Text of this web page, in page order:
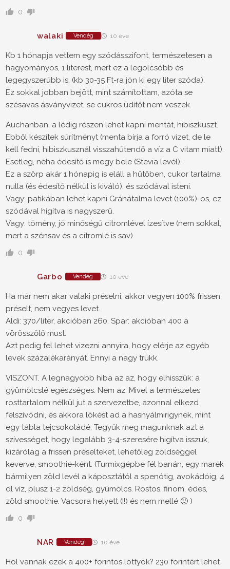
0
walaki Vendég 10 éve
Kb 1 hónapja vettem egy szódásszifont, természetesen a
hagyományos, 1 literest, mert ez a legolcsóbb és
legegyszerűbb is. (kb 30-35 Ft-ra jön ki egy liter szóda).
Ez sokkal jobban bejött, mint számítottam, azóta se
szésavas ásványvizet, se cukros üdítőt nem veszek.
Auchanban, a lédig részen lehet kapni mentát, hibiszkuszt.
Ebből készítek sűrítményt (menta bírja a forró vizet, de le
kell fedni, hibiszkusznál visszahűtendő a víz a C vitam miatt).
Esetleg, néha édesítő is megy bele (Stevia levél).
Ez a szörp akár 1 hónapig is eláll a hűtőben, cukor tartalma
nulla (és édesítő nélkül is kiváló), és szódával isteni.
Vagy: patikában lehet kapni Gránátalma levet (100%)-os, ez
szódával higítva is nagyszerű.
Vagy: tömény, jó minőségű citromlével ízesítve (nem sokkal,
mert a szénsav és a citromlé is sav)
0
Garbo Vendég 10 éve
Ha már nem akar valaki préselni, akkor vegyen 100% frissen
préselt, nem vegyes levet.
Aldi: 370/liter, akcióban 260. Spar: akcióban 400 a
vörösszőlő must.
Azt pedig fel lehet vizezni annyira, hogy elérje az egyéb
levek százalékarányát. Ennyi a nagy trükk.
VISZONT. A legnagyobb hiba az az, hogy elhisszük: a
gyümölcslé egészséges. Nem az. Mivel a természetes
rosttartalom nélkül jut a szervezetbe, azonnal elkezd
felszívódni, és akkora lökést ad a hasnyálmirigynek, mint
egy tábla tejcsokoládé. Tegyük meg magunknak azt a
szívességet, hogy legalább 3-4-szeresére higítva isszuk,
kizárólag a frissen préselteket, lehetőleg zöldséggel
keverve, smoothie-ként. (Turmixgépbe fél banán, egy marék
bármilyen zöld levél a káposztától a spenótig, avokádóig, 4
dl víz, plusz 1-2 zöldség, gyümölcs. Rostos, finom, édes,
zöld smoothie. Vacsora helyett (!!) és nem mellé 🙂 )
0
NAR Vendég 10 éve
Hol vannak ezek a 400+ forintos löttyök? 230 forintért lehet